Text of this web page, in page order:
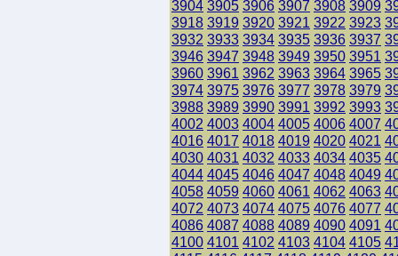
3904 3905 3906 3907 3908 3909
3918 3919 3920 3921 3922 3923
3932 3933 3934 3935 3936 3937
3946 3947 3948 3949 3950 3951
3960 3961 3962 3963 3964 3965
3974 3975 3976 3977 3978 3979
3988 3989 3990 3991 3992 3993
4002 4003 4004 4005 4006 4007
4016 4017 4018 4019 4020 4021
4030 4031 4032 4033 4034 4035
4044 4045 4046 4047 4048 4049
4058 4059 4060 4061 4062 4063
4072 4073 4074 4075 4076 4077
4086 4087 4088 4089 4090 4091
4100 4101 4102 4103 4104 4105